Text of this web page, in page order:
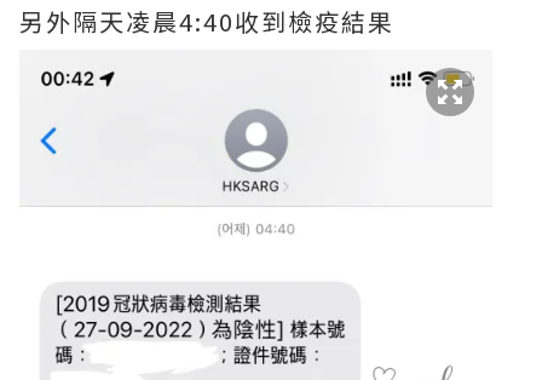
另外隔天凌晨4:40收到檢疫結果